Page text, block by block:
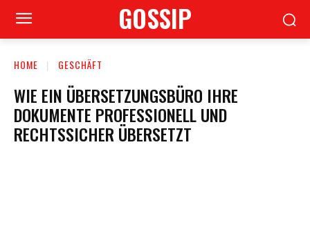
GOSSIP
HOME GESCHÄFT
WIE EIN ÜBERSETZUNGSBÜRO IHRE
DOKUMENTE PROFESSIONELL UND
RECHTSSICHER ÜBERSETZT